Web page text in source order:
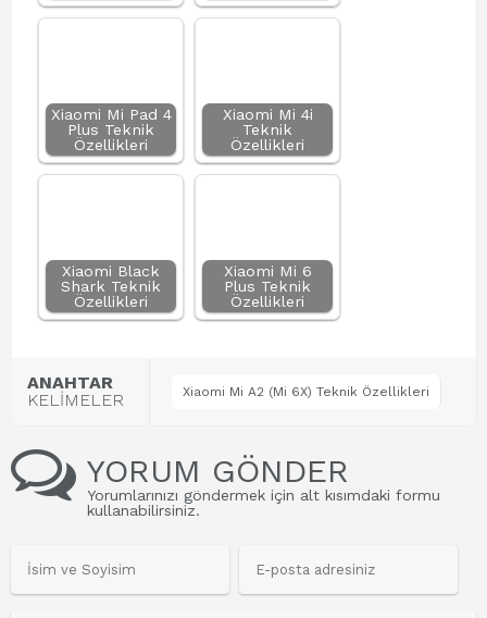
Xiaomi Mi Pad 4
Plus Teknik
Özellikleri
Xiaomi Mi 4i
Teknik
Özellikleri
Xiaomi Black
Shark Teknik
Özellikleri
Xiaomi Mi 6
Plus Teknik
Özellikleri
ANAHTAR
KELİMELER
Xiaomi Mi A2 (Mi 6X) Teknik Özellikleri
YORUM GÖNDER
Yorumlarınızı göndermek için alt kısımdaki formu
kullanabilirsiniz.